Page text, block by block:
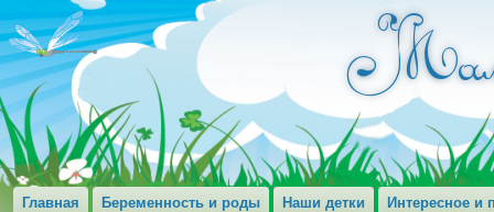
Главная Беременность и роды Наши детки Интересное и